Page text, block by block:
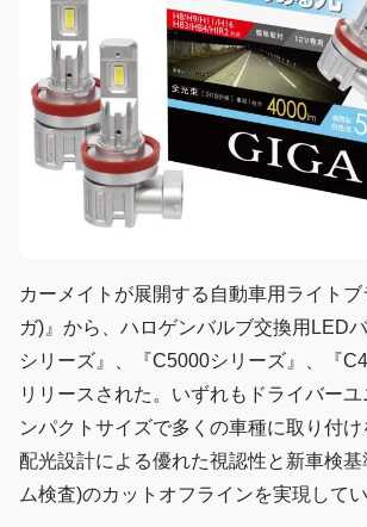
カーメイトが展開する自動車用ライト
ガ)』から、ハロゲンバルブ交換用LED
シリーズ』、『C5000シリーズ』、『
リリースされた。いずれもドライバー
ンパクトサイズで多くの車種に取り付
配光設計による優れた視認性と新車検
ム検査)のカットオフラインを実現してい